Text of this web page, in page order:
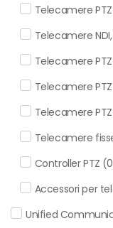
Telecamere
Telecamere NDI,
Telecamere
Telecamere
Telecamere
Telecamere
Controller PTZ (0
Accessori per
Unified